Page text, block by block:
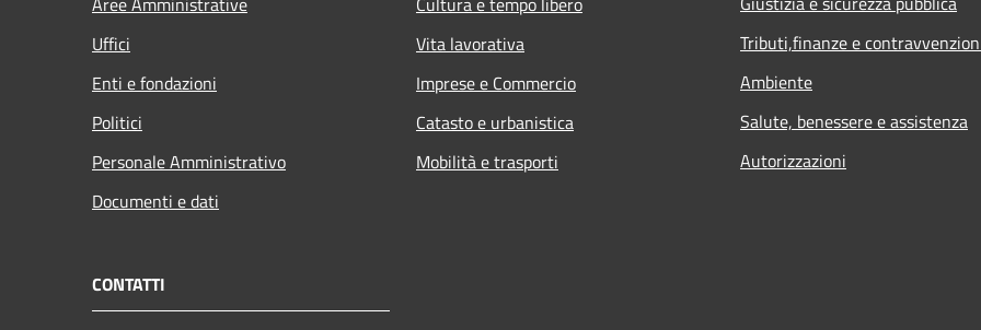
Uffici
Enti e fondazioni
Politici
Personale Amministrativo
Documenti e dati
Vita lavorativa
Imprese e Commercio
Catasto e urbanistica
Mobilità e trasporti
Tributi,finanze e
Ambiente
Salute, benessere e assistenza
Autorizzazioni
CONTATTI